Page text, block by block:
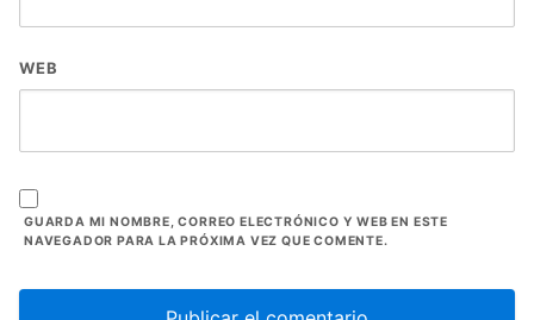
WEB
GUARDA MI NOMBRE, CORREO ELECTRÓNICO Y WEB EN ESTE
NAVEGADOR PARA LA PRÓXIMA VEZ QUE COMENTE.